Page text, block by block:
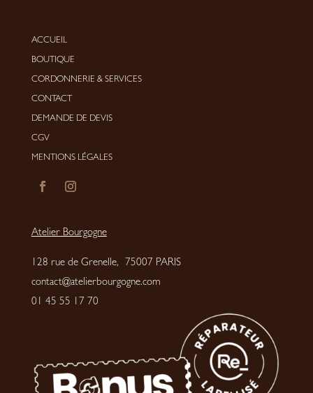
ACCUEIL
BOUTIQUE
CORDONNERIE & SERVICES
CONTACT
DEMANDE DE DEVIS
CGV
MENTIONS LÉGALES
Atelier Bourgogne
128 rue de Grenelle, 75007 PARIS
contact@atelierbourgogne.com
01 45 55 17 70